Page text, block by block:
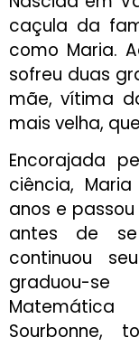
caçula da
como Maria.
sofreu duas
mãe, vítima
mais velha,
Encorajada
ciência,
anos e
antes de
continuou
graduou-
Sourbonne,